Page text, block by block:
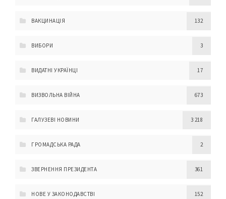
ВАКЦИНАЦІЯ 132
ВИБОРИ 3
ВИДАТНІ УКРАЇНЦІ 17
ВИЗВОЛЬНА ВІЙНА 673
ГАЛУЗЕВІ НОВИНИ 3 218
ГРОМАДСЬКА РАДА 2
ЗВЕРНЕННЯ ПРЕЗИДЕНТА 361
НОВЕ У ЗАКОНОДАВСТВІ 152